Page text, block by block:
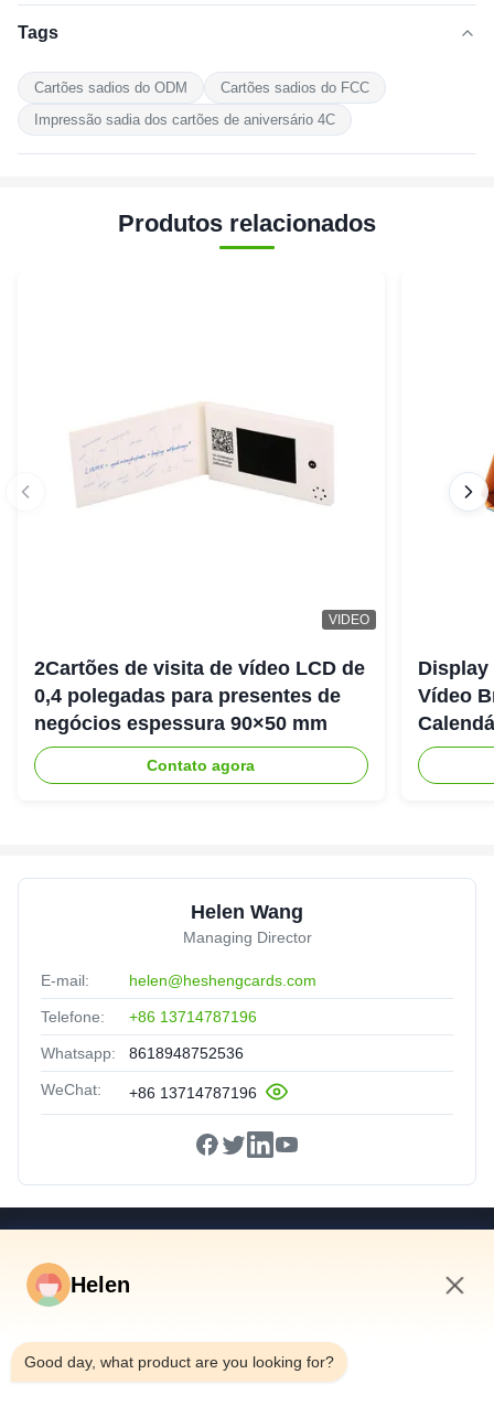
Tags
Cartões sadios do ODM
Cartões sadios do FCC
Impressão sadia dos cartões de aniversário 4C
Produtos relacionados
VIDEO
2Cartões de visita de vídeo LCD de
0,4 polegadas para presentes de
negócios espessura 90×50 mm
Contato agora
Vídeo
Helen Wang
Managing Director
E-mail: helen@heshengcards.com
Telefone: +86 13714787196
Whatsapp: 8618948752536
WeChat: +86 13714787196
Vídeos
Sobre Nós
Helen
Good day, what product are you looking for?